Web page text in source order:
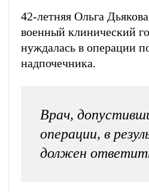
42-летняя Ольга
военный клинический
нуждалась в операции
надпочечника.
Врач,
операции, в
должен